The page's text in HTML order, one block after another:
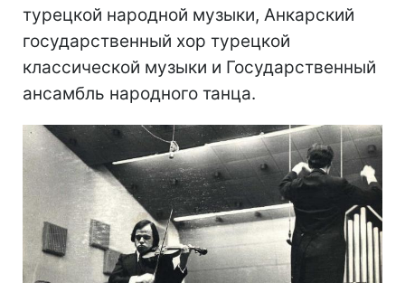
турецкой народной музыки, Анкарский
государственный хор турецкой
классической музыки и Государственный
ансамбль народного танца.